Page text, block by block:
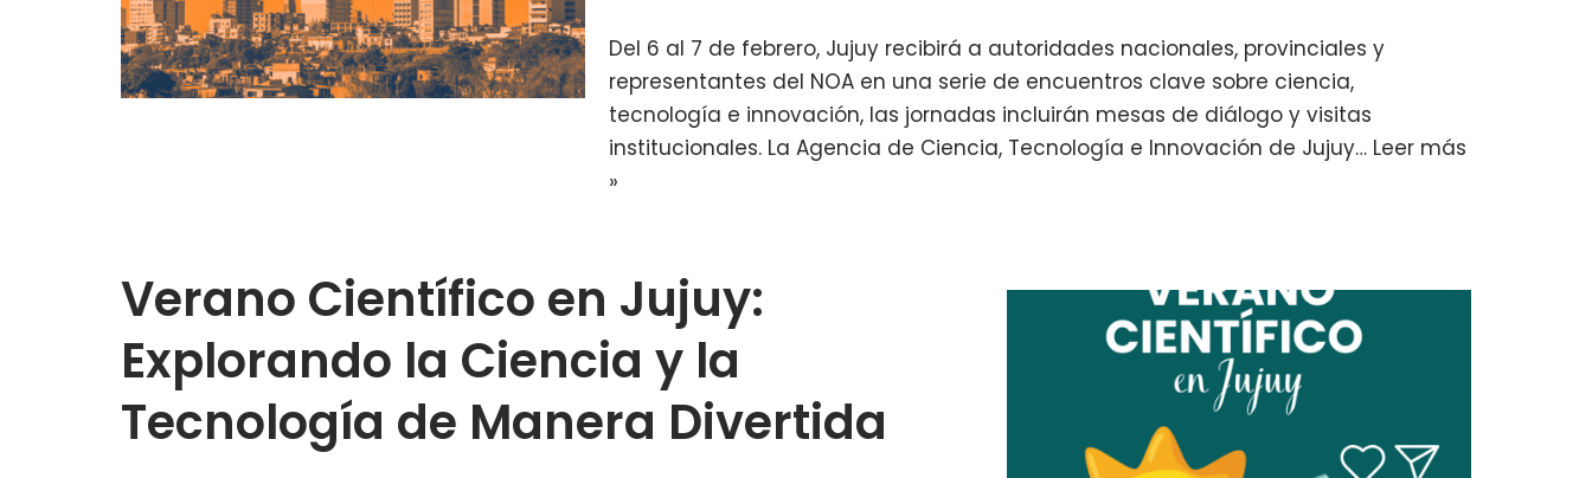
Del 6 al 7 de febrero, Jujuy recibirá a autoridades nacionales, provinciales y
representantes del NOA en una serie de encuentros clave sobre ciencia,
tecnología e innovación, las jornadas incluirán mesas de diálogo y visitas
institucionales. La Agencia de Ciencia, Tecnología e Innovación de Jujuy… Leer más
»
Verano Científico en Jujuy:
Explorando la Ciencia y la
Tecnología de Manera Divertida